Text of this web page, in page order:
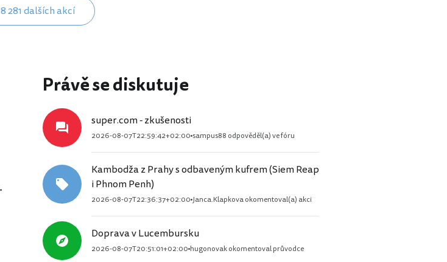
8 281 dalších akcí
Právě se diskutuje
super.com - zkušenosti
2026-08-07T22:59:42+02:00 sampus88 odpověděl(a) ve fóru
Kambodža z Prahy s odbaveným kufrem (Siem Reap
i Phnom Penh)
2026-08-07T22:36:37+02:00 Janca.Klapkova okomentoval(a) akci
Doprava v Lucembursku
2026-08-07T20:51:01+02:00 hugonovak okomentoval průvodce